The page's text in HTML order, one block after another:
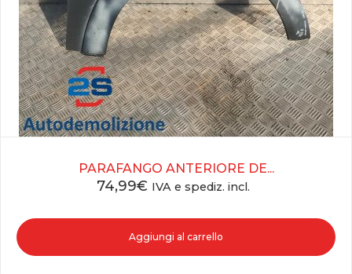
PARAFANGO ANTERIORE DE...
74,99€ IVA e spediz. incl.
Aggiungi al carrello